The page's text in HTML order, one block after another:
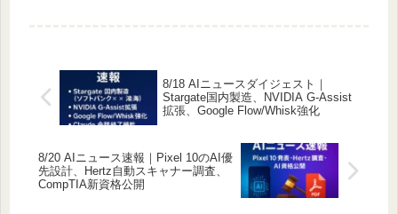
8/18 AIニュースダイジェスト｜
Stargate国内製造、NVIDIA G-Assist
拡張、Google Flow/Whisk強化
8/20 AIニュース速報｜Pixel 10のAI優
先設計、Hertz自動スキャナー調査、
CompTIA新資格公開